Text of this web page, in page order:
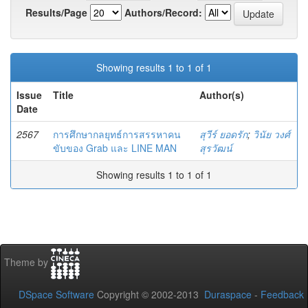
Results/Page
Authors/Record:
Showing results 1 to 1 of 1
Issue
Date
Title Author(s)
2567
การศึกษากลยุทธ์การสรรหาคน
ขับของ Grab และ LINE MAN
สุวีร์ ยอดรัก; วินัย วงศ์
สุรวัฒน์
Showing results 1 to 1 of 1
Theme by
DSpace Software Copyright © 2002-2013 Duraspace - Feedback